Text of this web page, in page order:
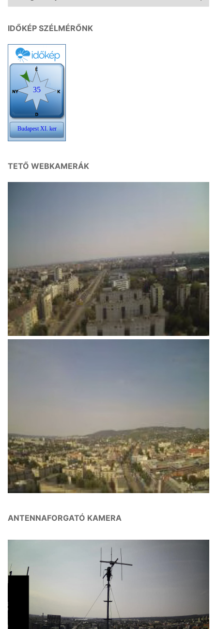
IDŐKÉP SZÉLMÉRŐNK
TETŐ WEBKAMERÁK
ANTENNAFORGATÓ KAMERA